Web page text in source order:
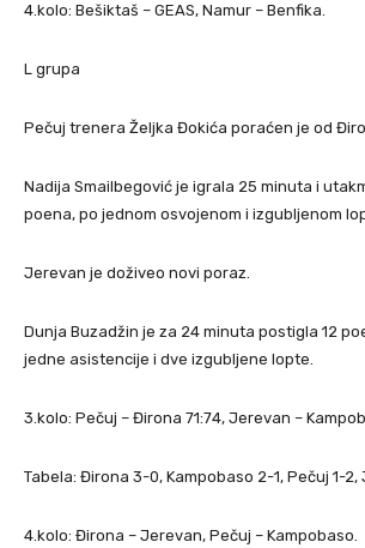
4.kolo: Bešiktaš – GEAS, Namur – Benfika.
L grupa
Pečuj trenera Željka Đokića poraćen je od
Nadija Smailbegović je igrala 25 minuta i
poena, po jednom osvojenom i izgubljenom
Jerevan je doživeo novi poraz.
Dunja Buzadžin je za 24 minuta postigla 12
jedne asistencije i dve izgubljene lopte.
3.kolo: Pečuj – Đirona 71:74, Jerevan –
Tabela: Đirona 3-0, Kampobaso 2-1, Pečuj 1-
4.kolo: Đirona – Jerevan, Pečuj – Kampobaso.